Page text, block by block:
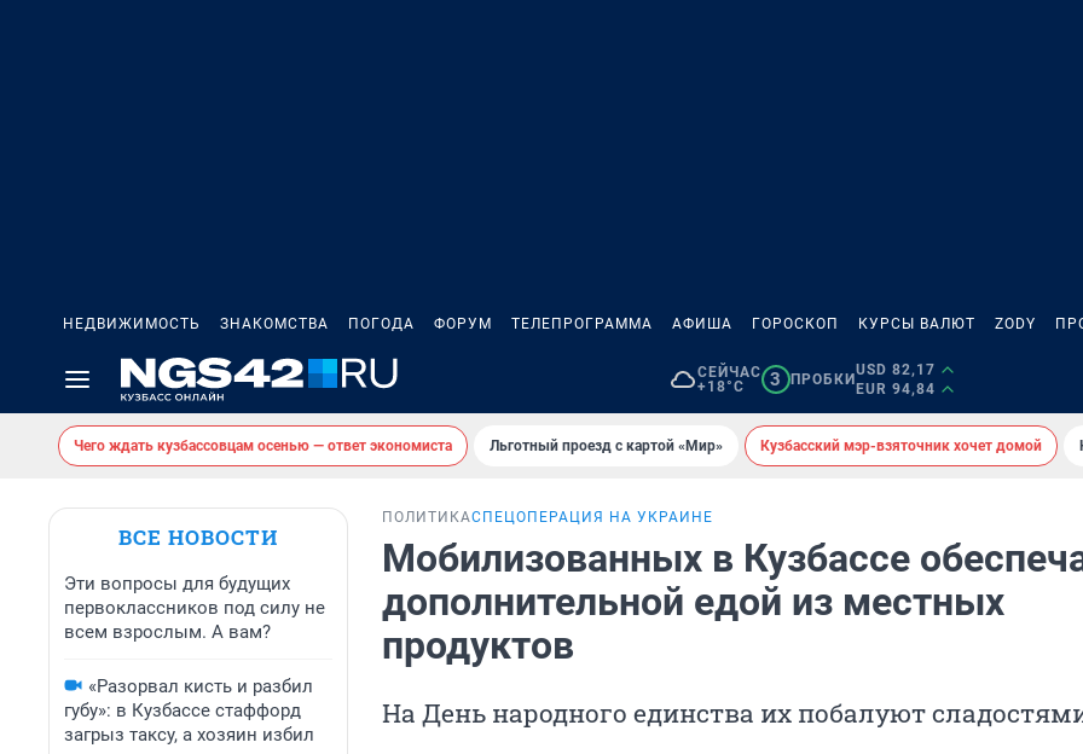
НЕДВИЖИМОСТЬ ЗНАКОМСТВА ПОГОДА ФОРУМ ТЕЛЕПРОГРАММА АФИША ГОРОСКОП КУРСЫ ВАЛЮТ ZODY
СЕЙЧАС
+18°C
3 ПРОБКИ
USD 82,17
EUR 94,84
Чего ждать кузбассовцам осенью — ответ экономиста Льготный проезд с картой «Мир» Кузбасский мэр-взяточник хочет домой
ВСЕ НОВОСТИ
Эти вопросы для будущих
первоклассников под силу не
всем взрослым. А вам?
«Разорвал кисть и разбил
губу»: в Кузбассе стаффорд
загрыз таксу, а хозяин избил
ПОЛИТИКАСПЕЦОПЕРАЦИЯ НА УКРАИНЕ
Мобилизованных в Кузбассе
дополнительной едой из местных
продуктов
На День народного единства их побалуют